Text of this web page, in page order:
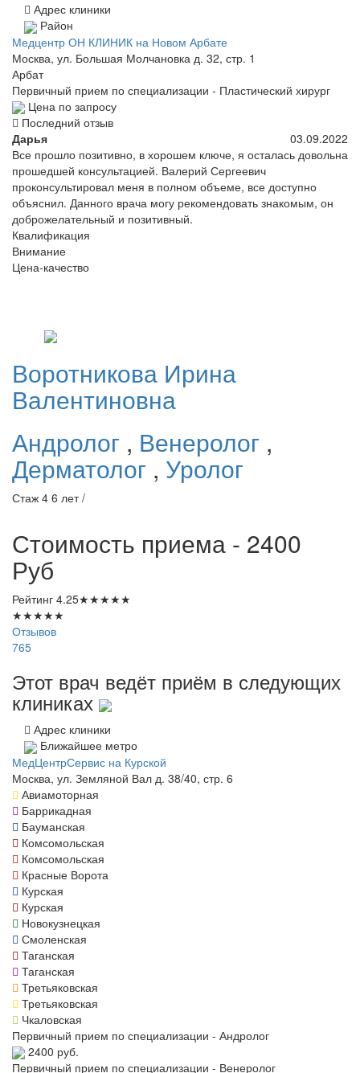
Адрес клиники
Район
Медцентр ОН КЛИНИК на Новом Арбате
Москва, ул. Большая Молчановка д. 32, стр. 1
Арбат
Первичный прием по специализации - Пластический хирург
Цена по запросу
Последний отзыв
Дарья
03.09.2022
Все прошло позитивно, в хорошем ключе, я осталась довольна
прошедшей консультацией. Валерий Сергеевич
проконсультировал меня в полном объеме, все доступно
объяснил. Данного врача могу рекомендовать знакомым, он
доброжелательный и позитивный.
Квалификация
Внимание
Цена-качество
Воротникова Ирина
Валентиновна
Андролог , Венеролог ,
Дерматолог , Уролог
Стаж 4 6 лет /
Стоимость приема - 2400
Руб
Рейтинг 4.25★★★★★
★★★★★
Отзывов
765
Этот врач ведёт приём в следующих
клиниках
Адрес клиники
Ближайшее метро
МедЦентрСервис на Курской
Москва, ул. Земляной Вал д. 38/40, стр. 6
Авиамоторная
Баррикадная
Бауманская
Комсомольская
Комсомольская
Красные Ворота
Курская
Курская
Новокузнецкая
Смоленская
Таганская
Таганская
Третьяковская
Третьяковская
Чкаловская
Первичный прием по специализации - Андролог
2400 руб.
Первичный прием по специализации - Венеролог